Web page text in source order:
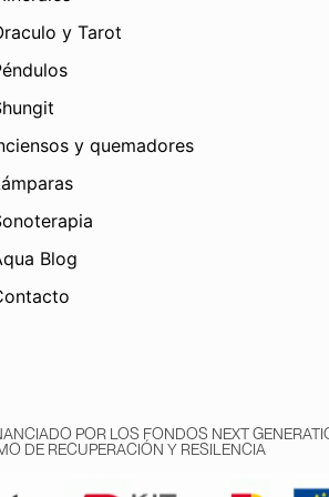
y Tarot
y quemadores
Blog
POR LOS FONDOS NEXT
DE RECUPERACIÓN Y RESILENCIA